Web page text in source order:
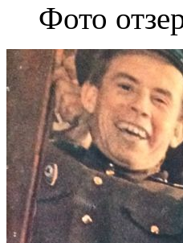
Фото